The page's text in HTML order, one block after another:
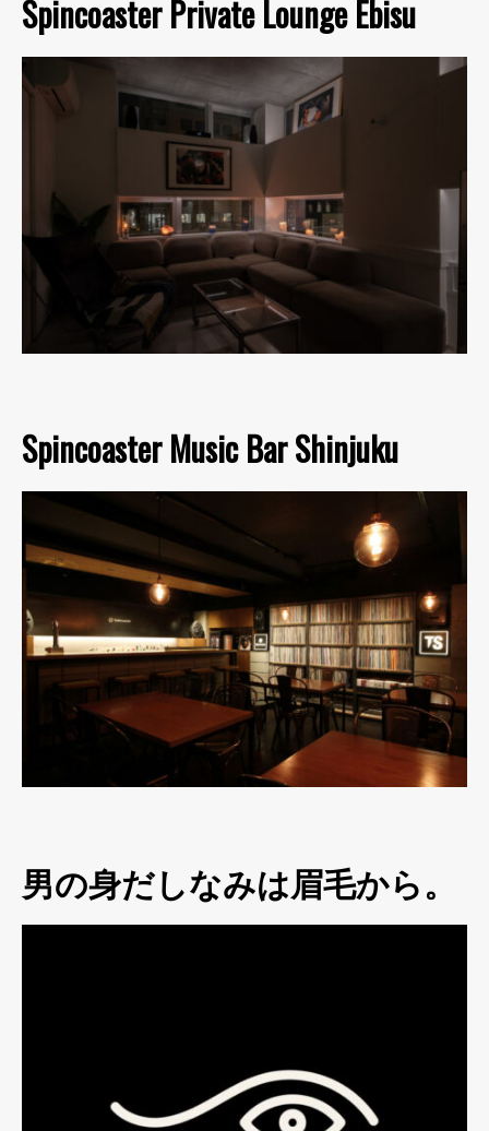
Spincoaster Private Lounge Ebisu
Spincoaster Music Bar Shinjuku
男の身だしなみは眉毛から。